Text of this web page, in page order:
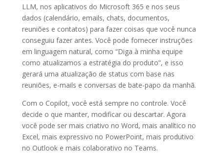
LLM, nos aplicativos do Microsoft 365 e nos seus
dados (calendário, emails, chats, documentos,
reuniões e contatos) para fazer coisas que você nunca
conseguiu fazer antes. Você pode fornecer instruções
em linguagem natural, como “Diga à minha equipe
como atualizamos a estratégia do produto”, e isso
gerará uma atualização de status com base nas
reuniões, e-mails e conversas de bate-papo da manhã.
Com o Copilot, você está sempre no controle. Você
decide o que manter, modificar ou descartar. Agora
você pode ser mais criativo no Word, mais analítico no
Excel, mais expressivo no PowerPoint, mais produtivo
no Outlook e mais colaborativo no Teams.